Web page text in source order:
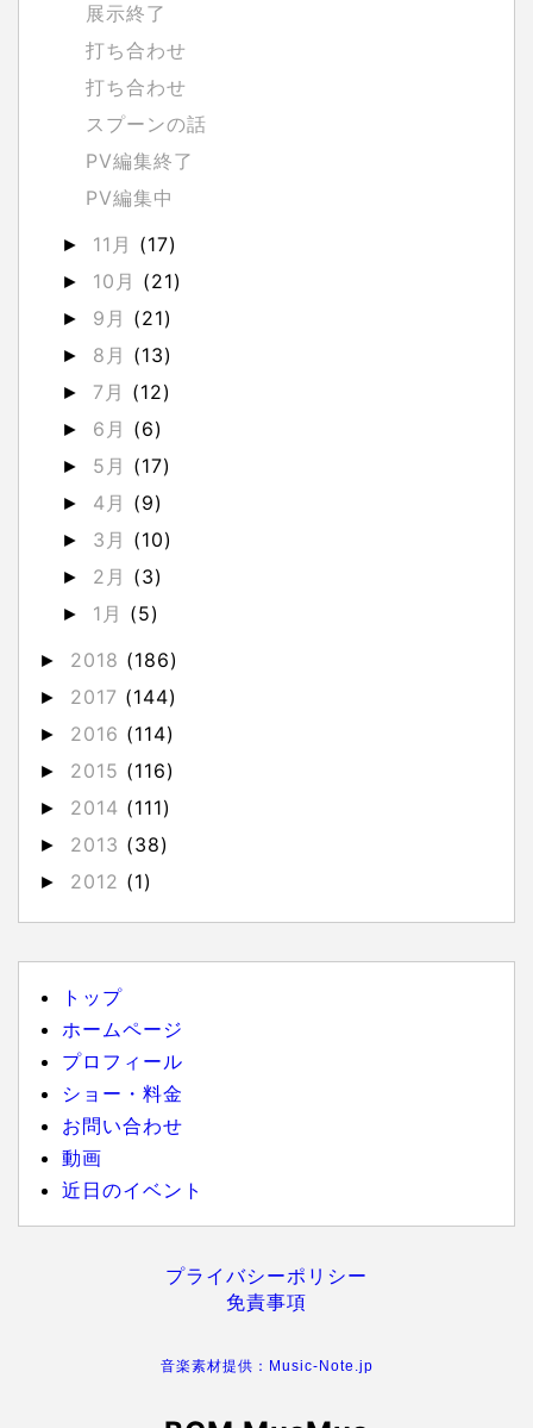
展示終了
打ち合わせ
打ち合わせ
スプーンの話
PV編集終了
PV編集中
► 11月 (17)
► 10月 (21)
► 9月 (21)
► 8月 (13)
► 7月 (12)
► 6月 (6)
► 5月 (17)
► 4月 (9)
► 3月 (10)
► 2月 (3)
► 1月 (5)
► 2018 (186)
► 2017 (144)
► 2016 (114)
► 2015 (116)
► 2014 (111)
► 2013 (38)
► 2012 (1)
トップ
ホームページ
プロフィール
ショー・料金
お問い合わせ
動画
近日のイベント
プライバシーポリシー
免責事項
音楽素材提供：Music-Note.jp